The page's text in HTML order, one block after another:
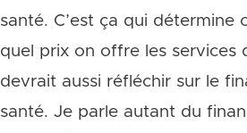
santé. C’est ça qui détermine
quel prix on offre les services
devrait aussi réfléchir sur le
santé. Je parle autant du